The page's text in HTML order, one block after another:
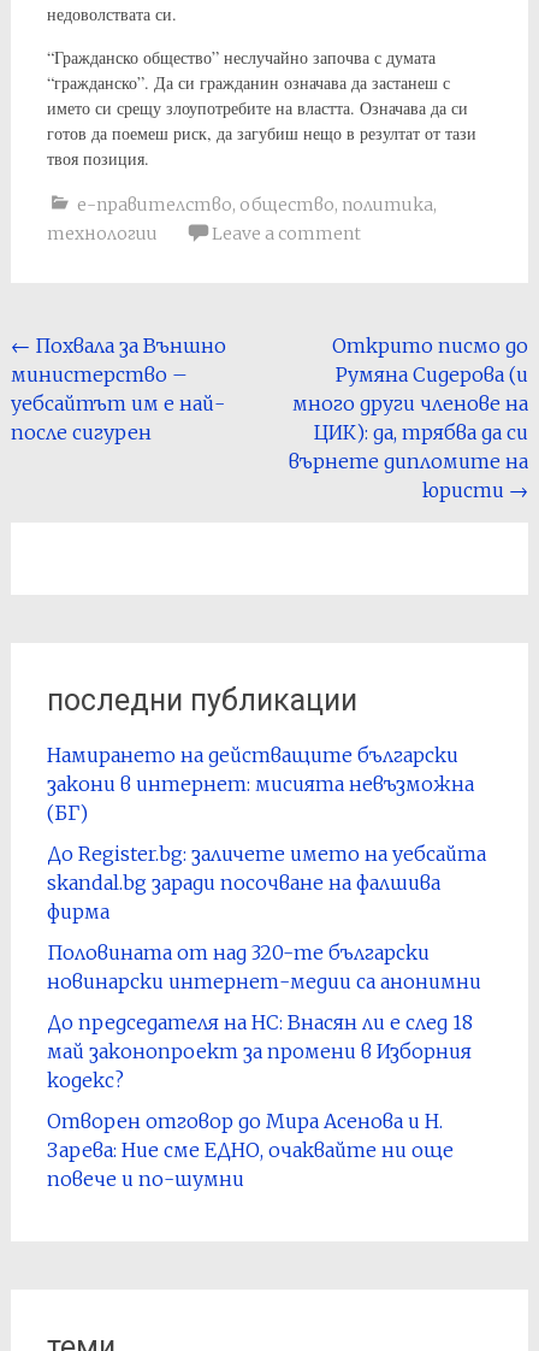
недоволствата си.
“Гражданско общество” неслучайно започва с думата
“гражданско”. Да си гражданин означава да застанеш с
името си срещу злоупотребите на властта. Означава да си
готов да поемеш риск, да загубиш нещо в резултат от тази
твоя позиция.
е-правителство, общество, политика,
технологии
Leave a comment
Post
navigation
← Похвала за Външно
министерство –
уебсайтът им е най-
после сигурен
Открито писмо до
Румяна Сидерова (и
много други членове на
ЦИК): да, трябва да си
върнете дипломите на
юристи →
последни публикации
Намирането на действащите български
закони в интернет: мисията невъзможна
(БГ)
До Register.bg: заличете името на уебсайта
skandal.bg заради посочване на фалшива
фирма
Половината от над 320-те български
новинарски интернет-медии са анонимни
До председателя на НС: Внасян ли е след 18
май законопроект за промени в Изборния
кодекс?
Отворен отговор до Мира Асенова и Н.
Зарева: Ние сме ЕДНО, очаквайте ни още
повече и по-шумни